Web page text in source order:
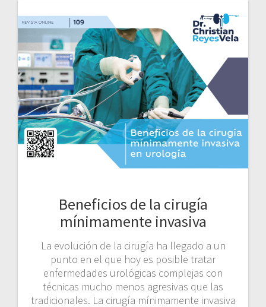
Beneficios de la cirugía
mínimamente invasiva
La evolución de la cirugía ha llegado a un
punto en el que hoy es posible tratar
enfermedades urológicas complejas con
técnicas mucho menos agresivas que las
tradicionales. La cirugía mínimamente invasiva